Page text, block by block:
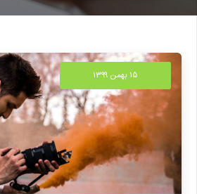
۱۵ بهمن ۱۳۹۹